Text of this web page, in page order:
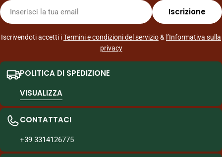
E-
mail
Iscrizione
Iscrivendoti accetti iTermini e condizioni del servizio& l’Informativa sulla
privacy
POLITICA DI SPEDIZIONE
VISUALIZZA
CONTATTACI
+39 3314126775